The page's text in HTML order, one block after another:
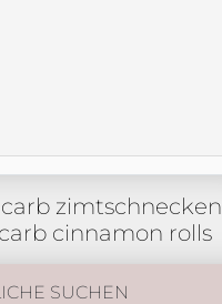
zimtschnecken
cinnamon rolls
SUCHEN